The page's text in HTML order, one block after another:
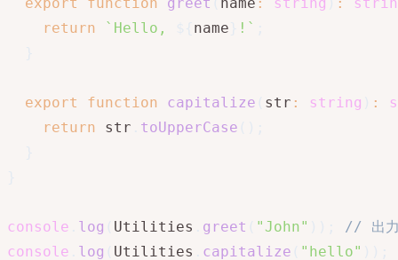
return
` Hello, name ! `
export function capitalize str : string :
return str toUpperCase
console log Utilities greet "John"
// 出
console
log Utilities capitalize "hello"